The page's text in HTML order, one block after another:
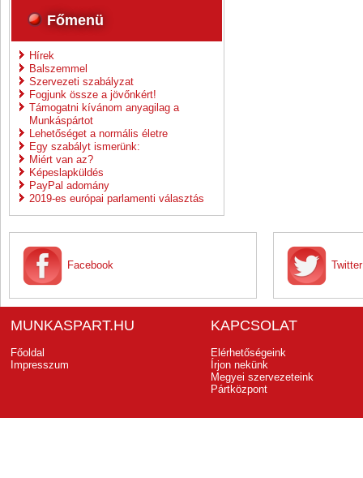
Főmenü
Hírek
Balszemmel
Szervezeti szabályzat
Fogjunk össze a jövőnkért!
Támogatni kívánom anyagilag a
Munkáspártot
Lehetőséget a normális életre
Egy szabályt ismerünk:
Miért van az?
Képeslapküldés
PayPal adomány
2019-es európai parlamenti választás
Facebook Twitter
MUNKASPART.HU
Főoldal
Impresszum
KAPCSOLAT
Elérhetőségeink
Írjon nekünk
Megyei szervezeteink
Pártközpont